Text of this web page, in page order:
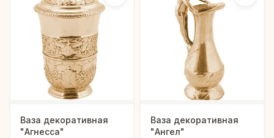
Ваза декоративная
"Агнесса"
Ваза декоративная
"Ангел"